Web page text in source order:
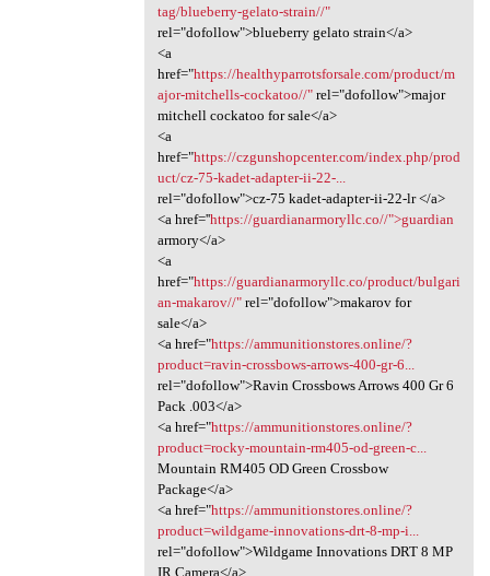
tag/blueberry-gelato-strain//"
rel="dofollow">blueberry gelato strain</a>
<a
href="https://healthyparrotsforsale.com/product/m
ajor-mitchells-cockatoo//"rel="dofollow">major
mitchell cockatoo for sale</a>
<a
href="https://czgunshopcenter.com/index.php/prod
uct/cz-75-kadet-adapter-ii-22-...
rel="dofollow">cz-75 kadet-adapter-ii-22-lr </a>
<a href=''https://guardianarmoryllc.co//">guardian
armory</a>
<a
href="https://guardianarmoryllc.co/product/bulgari
an-makarov//"rel="dofollow">makarov for
sale</a>
<a href="https://ammunitionstores.online/?
product=ravin-crossbows-arrows-400-gr-6...
rel="dofollow">Ravin Crossbows Arrows 400 Gr 6
Pack .003</a>
<a href="https://ammunitionstores.online/?
product=rocky-mountain-rm405-od-green-c...
Mountain RM405 OD Green Crossbow
Package</a>
<a href="https://ammunitionstores.online/?
product=wildgame-innovations-drt-8-mp-i...
rel="dofollow">Wildgame Innovations DRT 8 MP
IR Camera</a>